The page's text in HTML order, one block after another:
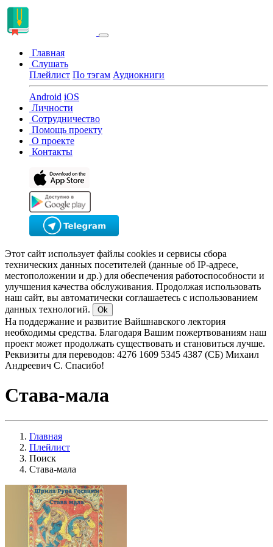
Главная
Слушать
Плейлист По тэгам Аудиокниги
Android iOS
Личности
Сотрудничество
Помощь проекту
О проекте
Контакты
Этот сайт использует файлы cookies и сервисы сбора
технических данных посетителей (данные об IP-адресе,
местоположении и др.) для обеспечения работоспособности и
улучшения качества обслуживания. Продолжая использовать
наш сайт, вы автоматически соглашаетесь с использованием
данных технологий.
Ok
На поддержание и развитие Вайшнавского лектория
необходимы средства. Благодаря Вашим пожертвованиям наш
проект может продолжать существовать и становиться лучше.
Реквизиты для переводов: 4276 1609 5345 4387 (СБ) Михаил
Андреевич С. Спасибо!
Става-мала
Главная
Плейлист
Поиск
Става-мала